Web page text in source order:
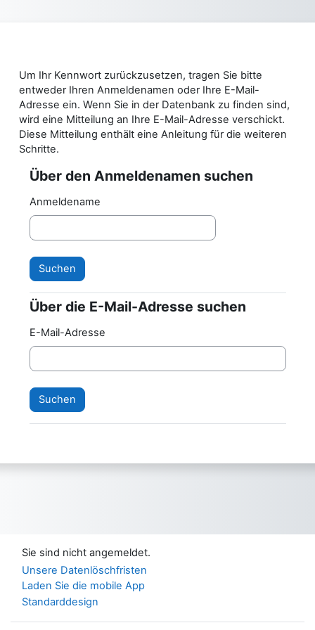
Um Ihr Kennwort zurückzusetzen, tragen Sie bitte
entweder Ihren Anmeldenamen oder Ihre E-Mail-
Adresse ein. Wenn Sie in der Datenbank zu finden sind,
wird eine Mitteilung an Ihre E-Mail-Adresse verschickt.
Diese Mitteilung enthält eine Anleitung für die weiteren
Schritte.
Über den Anmeldenamen suchen
Über den Anmeldenamen suchen
Anmeldename
Über die E-Mail-Adresse suchen
Über die E-Mail-Adresse suchen
E-Mail-Adresse
Sie sind nicht angemeldet.
Unsere Datenlöschfristen
Laden Sie die mobile App
Standarddesign